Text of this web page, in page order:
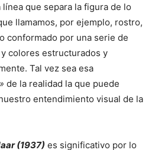
que separa la figura de lo
llamamos, por ejemplo, rostro,
conformado por una serie de
colores estructurados y
Tal vez sea esa
de la realidad la que puede
entendimiento visual de la
(1937) es significativo por lo